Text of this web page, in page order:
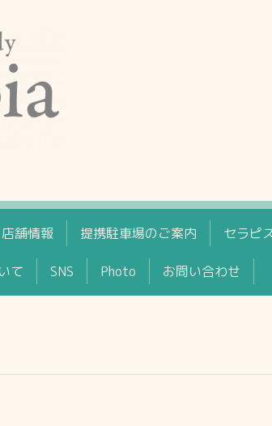
店舗情報 提携駐車場のご案内 セラピ
て SNS Photo お問い合わせ